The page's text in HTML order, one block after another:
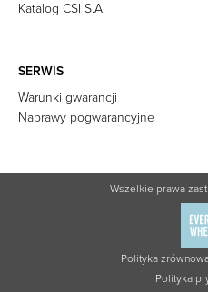
Katalog CSI S.A.
SERWIS
Warunki gwarancji
Naprawy pogwarancyjne
Wszelkie prawa
Polityka
Polityka